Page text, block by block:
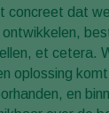
concreet dat we
et cetera.
oplossing
en